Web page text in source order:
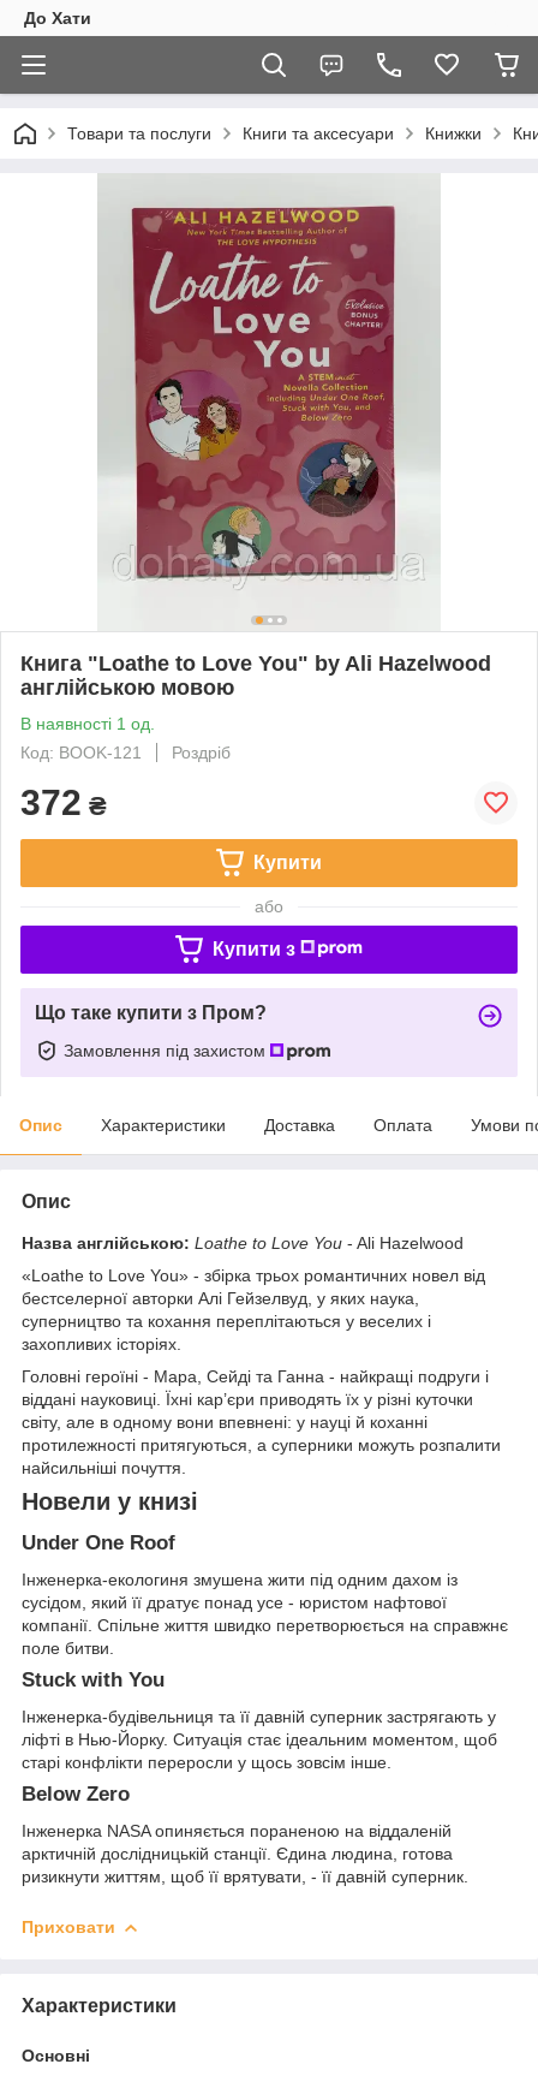
До Хати
Товари та послуги Книги та аксесуари Книжки
Книга "Loathe to Love You" by Ali Hazelwood
англійською мовою
В наявності 1 од.
Код: BOOK-121
Роздріб
372 ₴
Купити
або
Купити з
Що таке купити з Пром?
Замовлення під захистом
Опис Характеристики Доставка Оплата Умови
Опис
Назва англійською: Loathe to Love You - Ali Hazelwood
«Loathe to Love You» - збірка трьох романтичних новел від
бестселерної авторки Алі Гейзелвуд, у яких наука,
суперництво та кохання переплітаються у веселих і
захопливих історіях.
Головні героїні - Мара, Сейді та Ганна - найкращі подруги і
віддані науковиці. Їхні кар’єри приводять їх у різні куточки
світу, але в одному вони впевнені: у науці й коханні
протилежності притягуються, а суперники можуть розпалити
найсильніші почуття.
Новели у книзі
Under One Roof
Інженерка-екологиня змушена жити під одним дахом із
сусідом, який її дратує понад усе - юристом нафтової
компанії. Спільне життя швидко перетворюється на справжнє
поле битви.
Stuck with You
Інженерка-будівельниця та її давній суперник застрягають у
ліфті в Нью-Йорку. Ситуація стає ідеальним моментом, щоб
старі конфлікти переросли у щось зовсім інше.
Below Zero
Інженерка NASA опиняється пораненою на віддаленій
арктичній дослідницькій станції. Єдина людина, готова
ризикнути життям, щоб її врятувати, - її давній суперник.
Приховати
Характеристики
Основні